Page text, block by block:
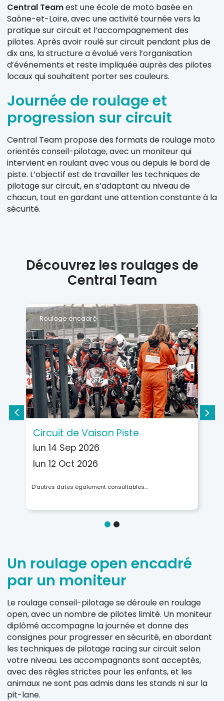
Central Teamest une école de moto basée en
Saône-et-Loire, avec une activité tournée vers la
pratique sur circuit et l’accompagnement des
pilotes. Après avoir roulé sur circuit pendant plus de
dix ans, la structure a évolué vers l’organisation
d’événements et reste impliquée auprès des pilotes
locaux qui souhaitent porter ses couleurs.
Journée de roulage et
progression sur circuit
Central Team propose des formats de roulage moto
orientés conseil-pilotage, avec un moniteur qui
intervient en roulant avec vous ou depuis le bord de
piste. L’objectif est de travailler les techniques de
pilotage sur circuit, en s’adaptant au niveau de
chacun, tout en gardant une attention constante à la
sécurité.
Découvrez les roulages de
Central Team
Roulage encadré
Circuit de Vaison Piste
lun 14 Sep 2026
lun 12 Oct 2026
D’autres dates également consultables…
Un roulage open encadré
par un moniteur
Le roulage conseil-pilotage se déroule en roulage
open, avec un nombre de pilotes limité. Un moniteur
diplômé accompagne la journée et donne des
consignes pour progresser en sécurité, en abordant
les techniques de pilotage racing sur circuit selon
votre niveau. Les accompagnants sont acceptés,
avec des règles strictes pour les enfants, et les
animaux ne sont pas admis dans les stands ni sur la
pit-lane.